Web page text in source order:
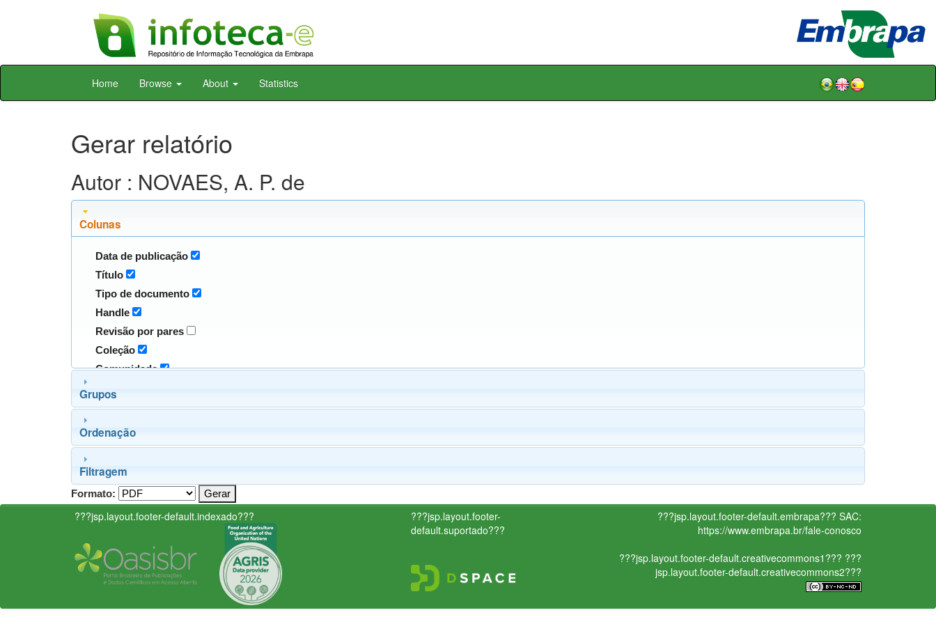
Skip
Home Browse About Statistics
Gerar relatório
Autor : NOVAES, A. P. de
Colunas
Data de publicação
Título
Tipo de documento
Handle
Revisão por pares
Coleção
Comunidade
Grupos
Ordenação
Filtragem
Formato:
???jsp.layout.footer-default.indexado???
???jsp.layout.footer-
default.suportado???
???jsp.layout.footer-default.embrapa??? SAC:
https://www.embrapa.br/fale-conosco
???jsp.layout.footer-default.creativecommons1??? ???
jsp.layout.footer-default.creativecommons2???